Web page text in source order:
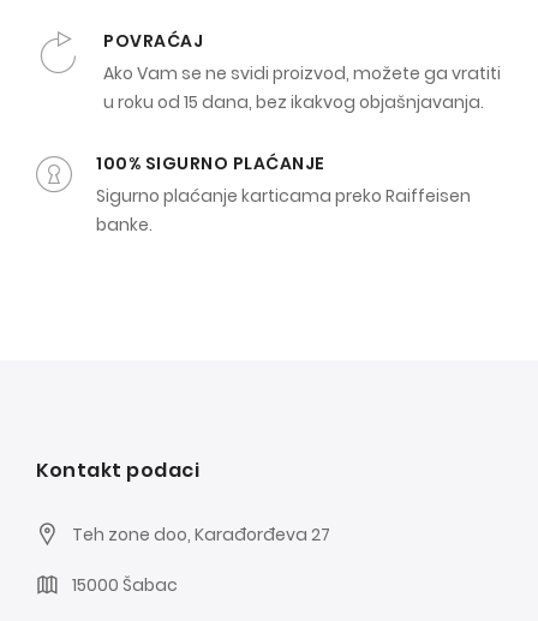
POVRAĆAJ
Ako Vam se ne svidi proizvod, možete ga vratiti
u roku od 15 dana, bez ikakvog objašnjavanja.
100% SIGURNO PLAĆANJE
Sigurno plaćanje karticama preko Raiffeisen
banke.
Kontakt podaci
Teh zone doo, Karađorđeva 27
15000 Šabac